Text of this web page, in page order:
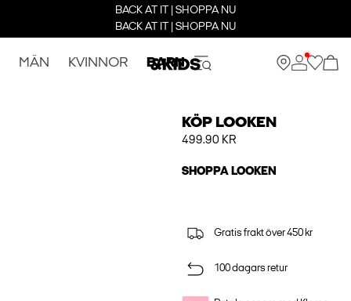
BACK AT IT | SHOPPA NU
BACK AT IT | SHOPPA NU
MÄN KVINNOR BARN
KÖP LOOKEN
499.90 KR
SHOPPA LOOKEN
Gratis frakt över 450 kr
100 dagars retur